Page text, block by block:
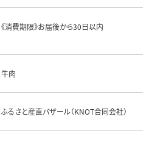
《消費期限》お届後から30日以内
牛肉
ふるさと産直バザール（KNOT合同会社）